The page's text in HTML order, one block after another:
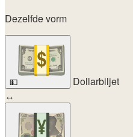
Dezelfde vorm
💵
Dollarbiljet
↔